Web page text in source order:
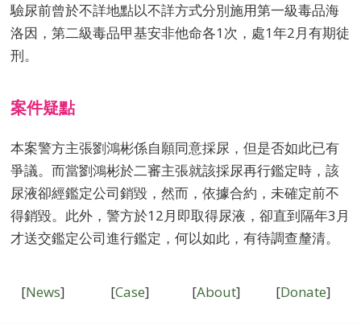
驗尿前曾於不詳地點以不詳方式分別施用第一級毒品海
洛因，第二級毒品甲基安非他命各1次，處1年2月有期徒
刑。
案件疑點
本案警方主張劉鴻彬係自願同意採尿，但是否如此已有
爭議。而當劉鴻彬於二審主張就該採尿再行鑑定時，該
尿液卻經鑑定公司銷毀，然而，依據合約，未確定前不
得銷毀。此外，警方於12月即取得尿液，卻直到隔年3月
才送交鑑定公司進行鑑定，何以如此，有待調查釐清。
[News] [Case] [About] [Donate]